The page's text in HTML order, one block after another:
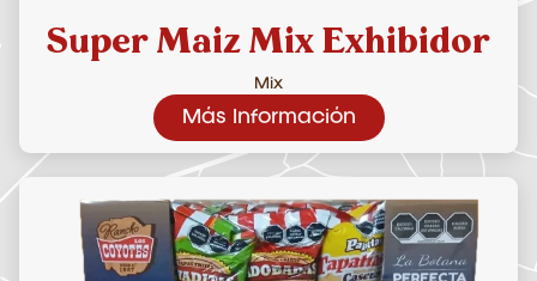
Super Maiz Mix Exhibidor
Mix
Más Información